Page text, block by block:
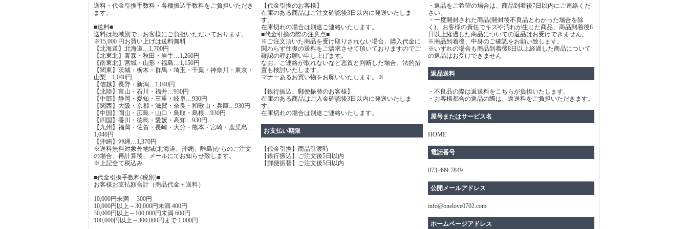
送料・代金引換手数料・各種振込手数料をご負担いただき
ます。
■送料■
送料は地域別で、お客様にご負担いただいております。
※15,000 円お買い上げは送料無料
【北海道】北海道…1,700円
【北東北】青森・秋田・岩手…1,260円
【南東北】宮城・山形・福島…1,150円
【関東】茨城・栃木・群馬・埼玉・千葉・神奈川・東京・
山梨…1,040円
【信越】長野・新潟…1,040円
【北陸】富山・石川・福井…930円
【中部】静岡・愛知・三重・岐阜…930円
【関西】大阪・京都・滋賀・奈良・和歌山・兵庫…930円
【中国】岡山・広島・山口・鳥取・島根…930円
【四国】香川・徳島・愛媛・高知…930円
【九州】福岡・佐賀・長崎・大分・熊本・宮崎・鹿児島…
1,040円
【沖縄】沖縄…1,370円
※送料無料対象外地域(北海道、沖縄、離島)からのご注文
の場合、再計算後、メールにてお知らせ致します。
※上記全て税込み
■代金引換手数料(税別)■
お客様お支払額合計（商品代金＋送料）
10,000円未満 300円
10,000円以上～30,000円未満 400円
30,000円以上～100,000円未満 600円
100,000円以上～300,000円まで 1,000円
【代金引換のお客様】
在庫のある商品はご注文確認後3日以内に発送いたしま
す。
在庫切れの場合は別途ご連絡いたします。
■代金引換の際の注意点■
※ご注文頂いた商品を受け取りされない場合、購入代金に
関わらず往復の送料をご請求させて頂いておりますのでご
確認の程お願い申し上げます。
なお、ご連絡が取れないなど悪質と判断した場合、法的措
置も検討いたします。
マナーあるお買い物をお願いいたします。※
【銀行振込、郵便振替のお客様】
在庫のある商品はご入金確認後3日以内に発送いたしま
す。
在庫切れの場合は別途ご連絡いたします。
お支払い期限
【代金引換】商品引渡時
【銀行振込】ご注文後5日以内
【郵便振替】ご注文後5日以内
・返品をご希望の場合は、商品到着後7日以内にご連絡くだ
さい。
・一度開封された商品(開封後不良品とわかった場合を除
く)、お客様の責任でキズや汚れが生じた商品、商品到着後8
日以上経過した商品についての返品はお受けできません。
※商品到着後、中身のご確認をお願い致します。
※いずれの場合も商品到着後8日以上経過した商品について
の返品はお受けできません
返品送料
・不良品の際は返送料をこちらが負担いたします。
・お客様都合の返品の際は、返送料をご負担いただきます。
屋号またはサービス名
HOME
電話番号
073-499-7849
公開メールアドレス
info@onelove0702.com
ホームページアドレス